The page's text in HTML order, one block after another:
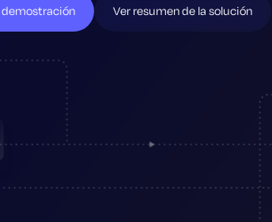
Ver resumen de la solución